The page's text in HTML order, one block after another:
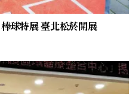
球特展 臺北松菸開展